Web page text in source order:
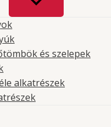
és szelepek
alkatrészek
tömítés
kompresszor
zárja le
PRODUCT QUERY